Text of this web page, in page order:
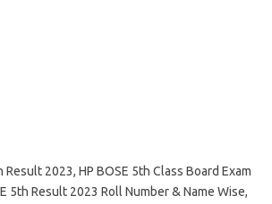
2023, HP BOSE 5th Class Board Exam
5th Result 2023 Roll Number & Name Wise,